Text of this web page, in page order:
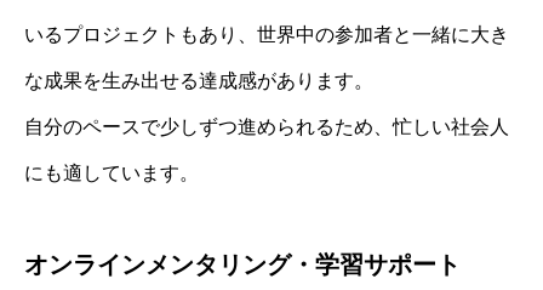
いるプロジェクトもあり、世界中の参加者と一緒に大き
な成果を生み出せる達成感があります。
自分のペースで少しずつ進められるため、忙しい社会人
にも適しています。
オンラインメンタリング・学習サポート